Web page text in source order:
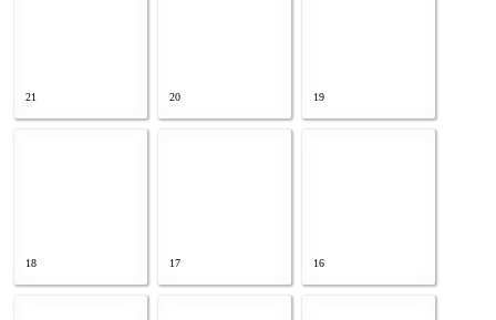
21 20 19
18 17 16